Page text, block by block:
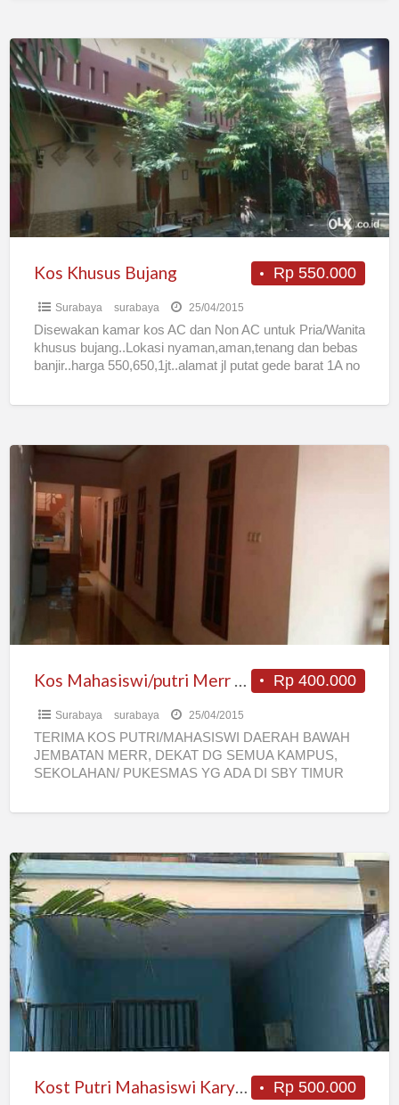
Kos
Khusus
Bujang
Rp 550.000
Kos Khusus Bujang
Surabaya surabaya 25/04/2015
Disewakan kamar kos AC dan Non AC untuk Pria/Wanita
khusus bujang..Lokasi nyaman,aman,tenang dan bebas
banjir..harga 550,650,1jt..alamat jl putat gede barat 1A no
Kos
Mahasiswi/putri
Merr
Medokan
Semampir
Rp 400.000
Kos Mahasiswi/putri Merr Medokan Semampir
Surabaya surabaya 25/04/2015
TERIMA KOS PUTRI/MAHASISWI DAERAH BAWAH
JEMBATAN MERR, DEKAT DG SEMUA KAMPUS,
SEKOLAHAN/ PUKESMAS YG ADA DI SBY TIMUR
Kost
Putri
Mahasiswi
Karyawati
Keputih
Murah
Surabaya
Rp 500.000
Kost Putri Mahasiswi Karyawati Keputih Murah Surabaya